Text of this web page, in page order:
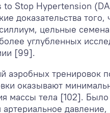
to Stop Hypertension
доказательства
цельные
углубленных
[99].
аэробных
оказывают
массы тела [102].